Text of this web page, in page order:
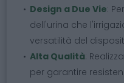
Design a Due Vie:
dell'urina che
versatilità del
Alta Qualità:
per garantire